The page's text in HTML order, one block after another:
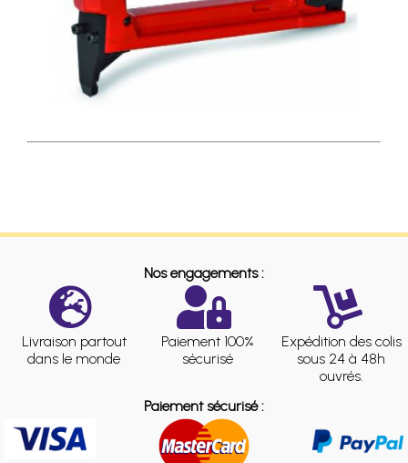
Nos engagements :
Livraison partout
dans le monde
Paiement 100%
sécurisé
Expédition des colis
sous 24 à 48h
ouvrés.
Paiement sécurisé :